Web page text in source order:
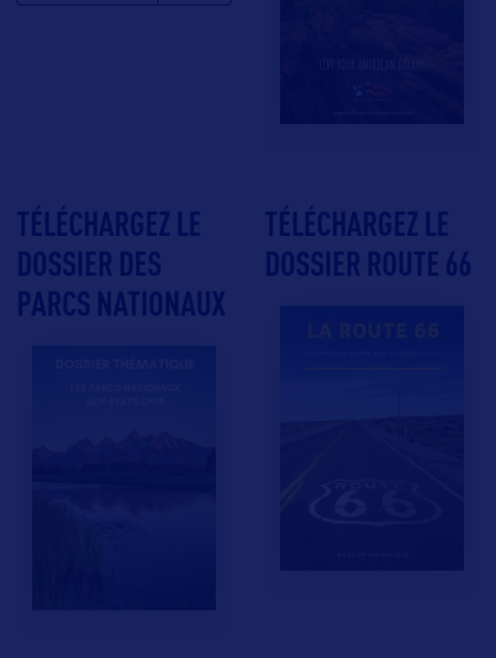
TÉLÉCHARGEZ LE
DOSSIER DES
PARCS NATIONAUX
TÉLÉCHARGEZ LE
DOSSIER ROUTE 66